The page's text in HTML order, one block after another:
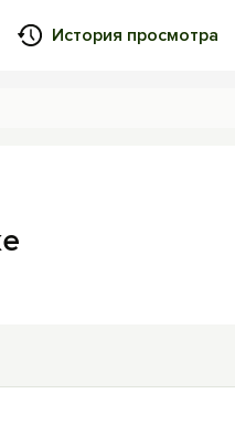
История просмотра